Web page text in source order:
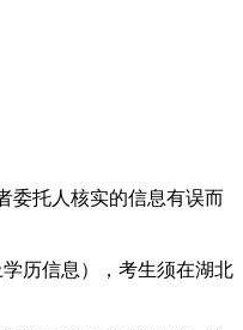
委托人核实的信息有误而
历信息），考生须在湖北